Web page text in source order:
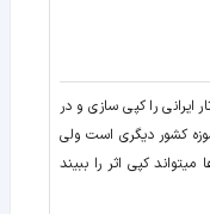
ایرانی را کپی سازی و در
کشور دیگری است ولی
کپی اثر را ببیند